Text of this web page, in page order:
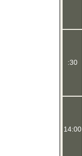
:30
14:00